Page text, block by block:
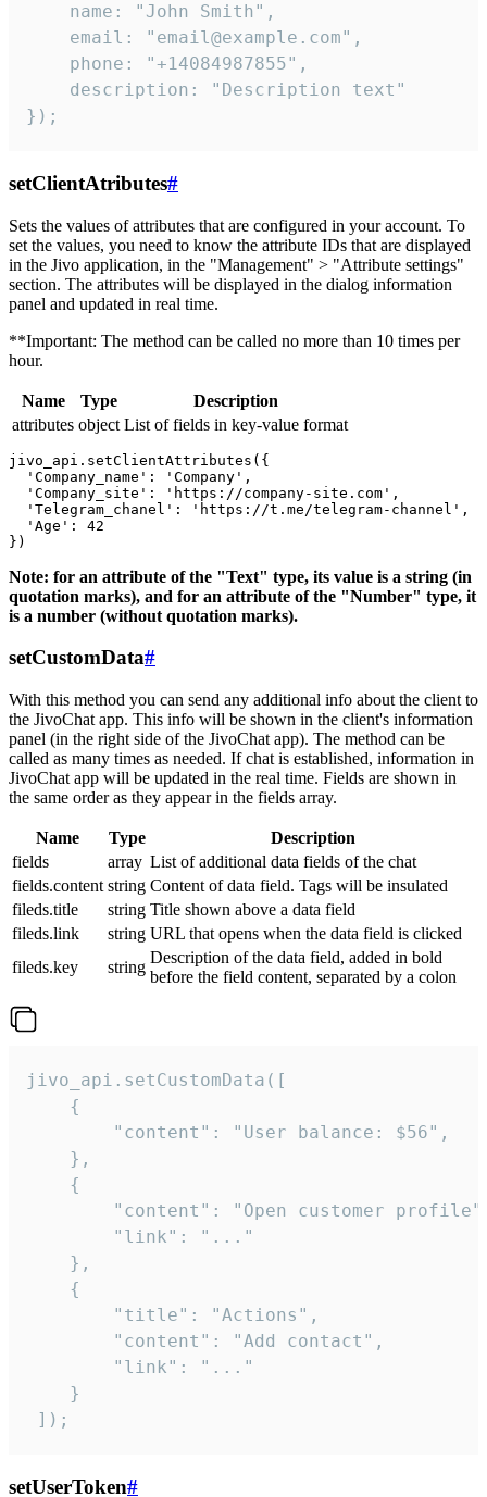
    name: "John Smith",
    email: "email@example.com",
    phone: "+14084987855",
    description: "Description text"
});
setClientAtributes#
Sets the values ​​of attributes that are configured in your account. To
set the values, you need to know the attribute IDs that are displayed
in the Jivo application, in the "Management" > "Attribute settings"
section. The attributes will be displayed in the dialog information
panel and updated in real time.
**Important: The method can be called no more than 10 times per
hour.
Name Type
Description
attributes object List of fields in key-value format
jivo_api.setClientAttributes({
  'Company_name': 'Company',
  'Company_site': 'https://company-site.com',
  'Telegram_chanel': 'https://t.me/telegram-channel',
  'Age': 42
Note: for an attribute of the "Text" type, its value is a string (in
quotation marks), and for an attribute of the "Number" type, it
is a number (without quotation marks).
setCustomData#
With this method you can send any additional info about the client to
the JivoChat app. This info will be shown in the client's information
panel (in the right side of the JivoChat app). The method can be
called as many times as needed. If chat is established, information in
JivoChat app will be updated in the real time. Fields are shown in
the same order as they appear in the fields array.
Name Type
Description
fields
array List of additional data fields of the chat
fields.content string Content of data field. Tags will be insulated
fileds.title
string Title shown above a data field
fileds.link
string URL that opens when the data field is clicked
fileds.key
string
Description of the data field, added in bold
before the field content, separated by a colon
jivo_api.setCustomData([
    {
        "content": "User balance: $56",
    },
    {
"content": "Open customer
        "link": "..."
    },
    {
        "title": "Actions",
        "content": "Add contact",
        "link": "..."
    }
]);
setUserToken#